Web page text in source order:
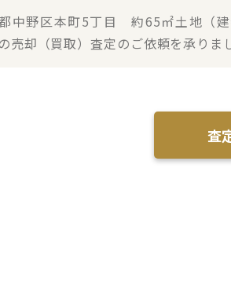
中野区本町5丁目 約65㎡土地（建
売却（買取）査定のご依頼を承りま
査